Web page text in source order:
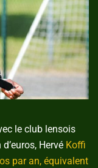
le club lensois
Hervé Koffi
par an, équivalent